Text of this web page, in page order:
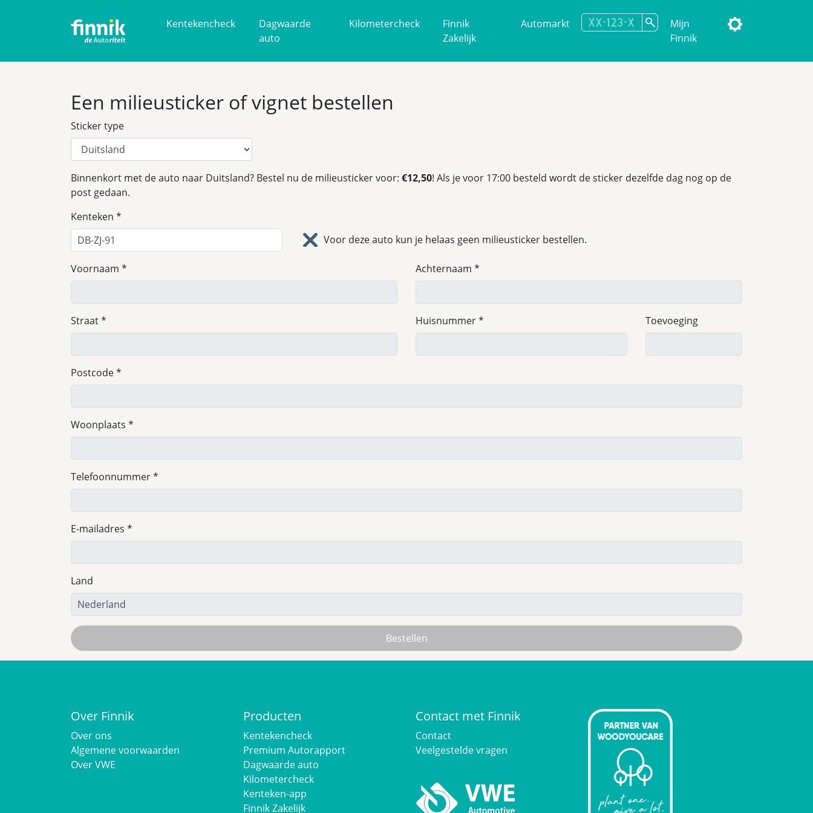
Kentekencheck
Dagwaarde
auto
Kilometercheck
Finnik
Zakelijk
Automarkt
Mijn
Finnik
Een milieusticker of vignet bestellen
Sticker type
Binnenkort met de auto naar Duitsland? Bestel nu de milieusticker voor: €12,50! Als je voor 17:00 besteld wordt de sticker dezelfde dag nog op de
post gedaan.
Kenteken
Voor deze auto kun je helaas geen milieusticker bestellen.
Voornaam Achternaam
Straat Huisnummer Toevoeging
Postcode
Woonplaats
Telefoonnummer
E-mailadres
Land
Over Finnik
Over ons
Algemene voorwaarden
Over VWE
Producten
Kentekencheck
Premium Autorapport
Dagwaarde auto
Kilometercheck
Kenteken-app
Finnik Zakelijk
Contact met Finnik
Contact
Veelgestelde vragen